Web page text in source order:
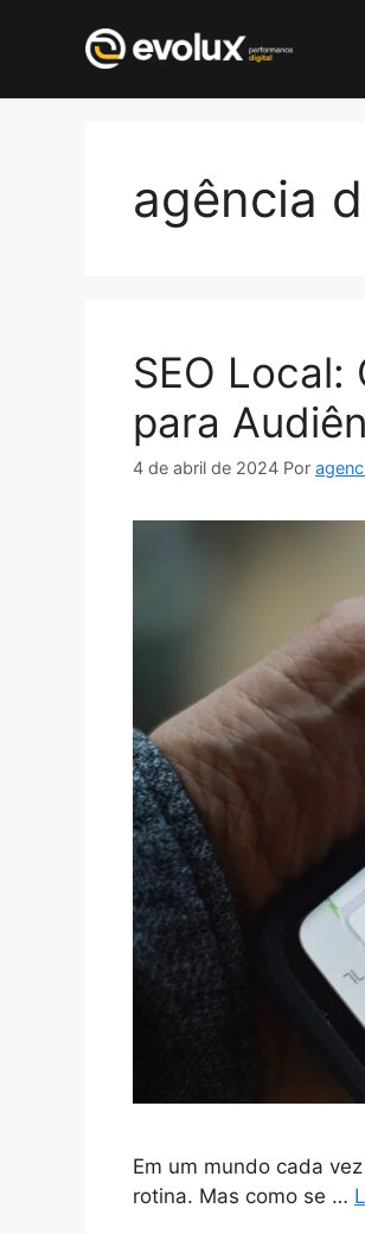
agência
SEO Local:
para
4 de abril de 2024 Por
Em um mundo cada
rotina. Mas como se …